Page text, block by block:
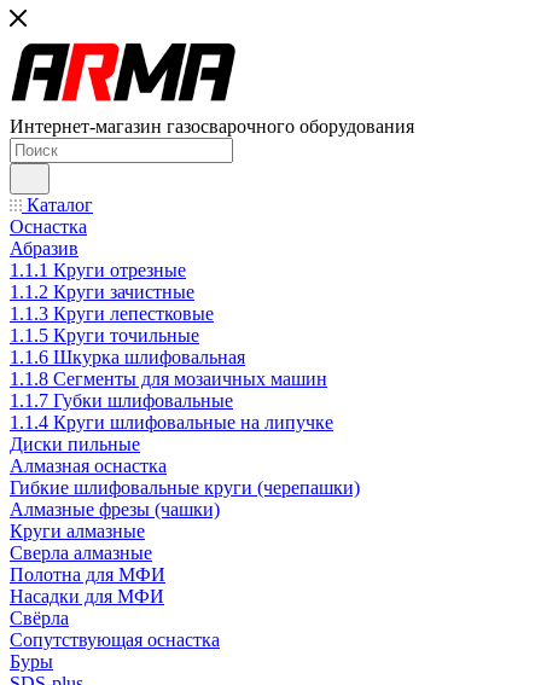
Интернет-магазин газосварочного оборудования
Каталог
Оснастка
Абразив
1.1.1 Круги отрезные
1.1.2 Круги зачистные
1.1.3 Круги лепестковые
1.1.5 Круги точильные
1.1.6 Шкурка шлифовальная
1.1.8 Сегменты для мозаичных машин
1.1.7 Губки шлифовальные
1.1.4 Круги шлифовальные на липучке
Диски пильные
Алмазная оснастка
Гибкие шлифовальные круги (черепашки)
Алмазные фрезы (чашки)
Круги алмазные
Сверла алмазные
Полотна для МФИ
Насадки для МФИ
Свёрла
Сопутствующая оснастка
Буры